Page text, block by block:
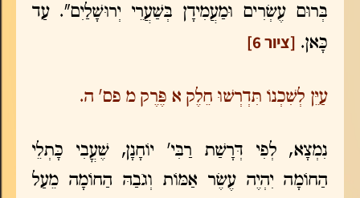
בְּרוּם עֶשְׂרִים וּמַעֲמִידָן בְּשַׁעֲרֵי יְרוּשָׁלַיִם". עַד
כָּאן. [ציור 6]
עַיֵּן לְשִׁכְנוֹ תִּדְרְשׁוּ חֵלֶק א פֶּרֶק מ פס' ה.
נִמְצָא, לְפִי דְּרָשַׁת רַבִּי' יוֹחָנָן, שֶׁעֳבִי כָּתְלֵי
הַחוֹמָה יִהְיֶה עֶשֶׂר אַמּוֹת וְגֹבַהּ הַחוֹמָה מֵעַל